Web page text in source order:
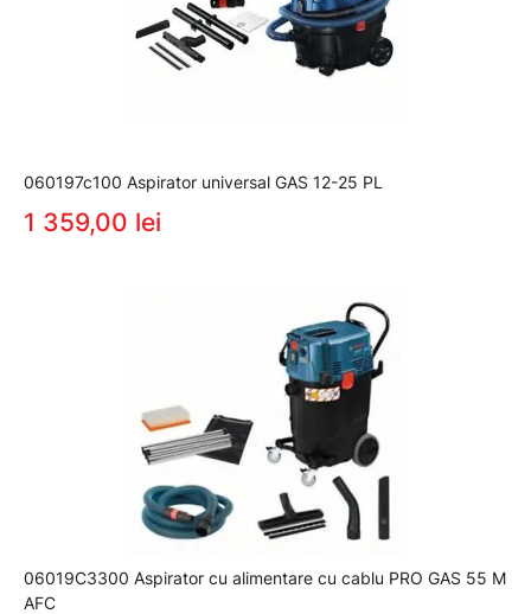
060197c100 Aspirator universal GAS 12-25 PL
1 359,00 lei
06019C3300 Aspirator cu alimentare cu cablu PRO GAS 55 M
AFC